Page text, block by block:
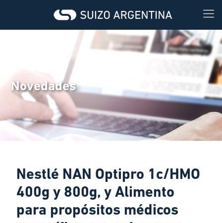
Novedades
Nestlé NAN Optipro 1c/HMO
400g y 800g, y Alimento
para propósitos médicos